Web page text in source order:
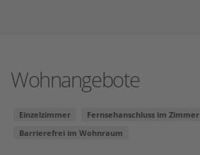
Wohnangebote
Einzelzimmer
Fernsehanschluss im Zimmer
Barrierefrei im Wohnraum